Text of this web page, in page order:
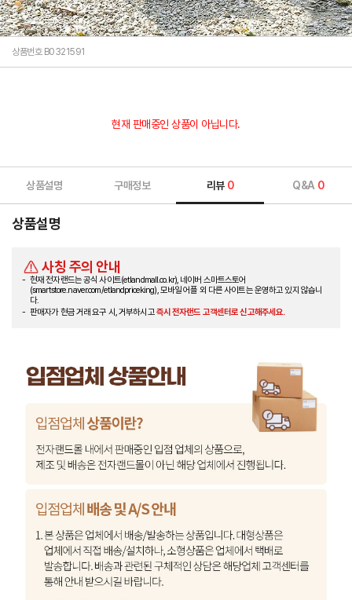
상품번호 B0321591
현재 판매중인 상품이 아닙니다.
상품설명 구매정보 리뷰 0 Q&A 0
상품설명
사칭 주의 안내
현재 전자랜드는 공식 사이트(etlandmall.co.kr), 네이버 스마트스토어
(smartstore.naver.com/etlandpriceking), 모바일 어플 외 다른 사이트는 운영하고 있지 않습니
다.
판매자가 현금 거래 요구 시, 거부하시고즉시 전자랜드 고객센터로 신고해주세요.